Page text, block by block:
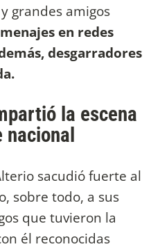
grandes amigos
en redes
desgarradores
la escena
sacudió fuerte al
sobre todo, a sus
que tuvieron la
él reconocidas